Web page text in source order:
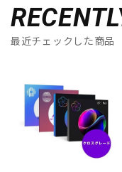
最近チェックした商品